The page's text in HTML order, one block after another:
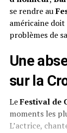
se rendre au
américaine doit
problèmes de
Une
sur la
LeFestival de
moments les
L’actrice,